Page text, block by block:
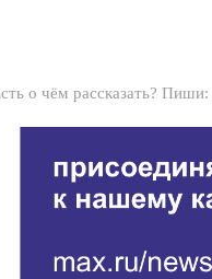
о чём рассказать? Пиши: